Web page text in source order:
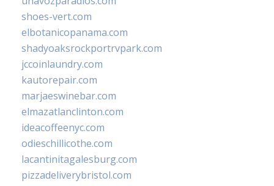
shoes-vert.com
elbotanicopanama.com
shadyoaksrockportrvpark.com
jccoinlaundry.com
kautorepair.com
marjaeswinebar.com
elmazatlanclinton.com
ideacoffeenyc.com
odieschillicothe.com
lacantinitagalesburg.com
pizzadeliverybristol.com